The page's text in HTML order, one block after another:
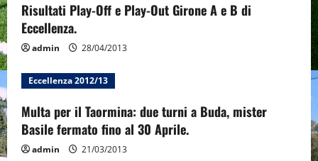
Risultati Play-Off e Play-Out Girone A e B di
Eccellenza.
admin 28/04/2013
Eccellenza 2012/13
Multa per il Taormina: due turni a Buda, mister
Basile fermato fino al 30 Aprile.
admin 21/03/2013